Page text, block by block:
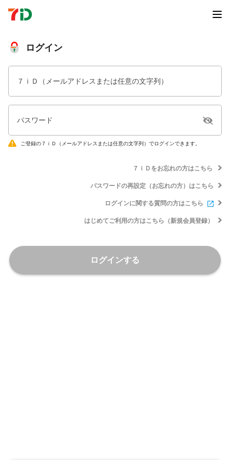
ログイン
７ｉＤ（メールアドレスまたは任意の文字列）
パスワード
ご登録の７ｉＤ（メールアドレスまたは任意の文字列）でログインできます。
７ｉＤをお忘れの方はこちら
パスワードの再設定（お忘れの方）はこちら
ログインに関する質問の方はこちら
はじめてご利用の方はこちら（新規会員登録）
ログインする